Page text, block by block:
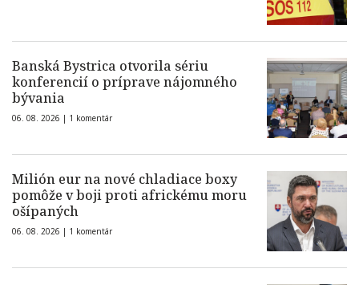
Banská Bystrica otvorila sériu
konferencií o príprave nájomného
bývania
06. 08. 2026 | 1 komentár
Milión eur na nové chladiace boxy
pomôže v boji proti africkému moru
ošípaných
06. 08. 2026 | 1 komentár